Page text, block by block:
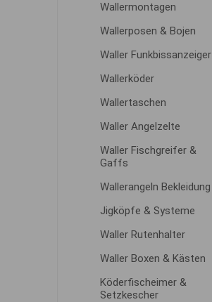
Wallermontagen
Wallerposen & Bojen
Waller Funkbissanzeiger
Wallerköder
Wallertaschen
Waller Angelzelte
Waller Fischgreifer &
Gaffs
Wallerangeln Bekleidung
Jigköpfe & Systeme
Waller Rutenhalter
Waller Boxen & Kästen
Köderfischeimer &
Setzkescher